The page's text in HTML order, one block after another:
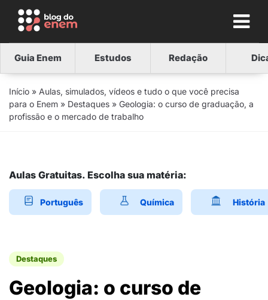
Guia Enem Estudos Redação
Início » Aulas, simulados, vídeos e tudo o que você precisa
para o Enem » Destaques » Geologia: o curso de graduação, a
profissão e o mercado de trabalho
Aulas Gratuitas. Escolha sua matéria:
Português Química História
Destaques
Geologia: o curso de